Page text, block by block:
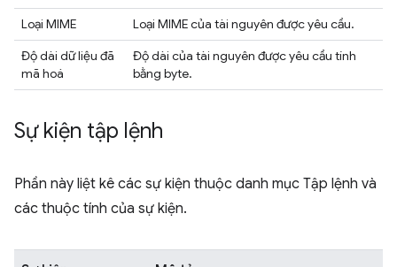
Loại MIME
Loại MIME của tài nguyên được yêu cầu.
Độ dài dữ liệu đã
mã hoá
Độ dài của tài nguyên được yêu cầu tính
bằng byte.
Sự kiện tập lệnh
Phần này liệt kê các sự kiện thuộc danh mục Tập lệnh và
các thuộc tính của sự kiện.